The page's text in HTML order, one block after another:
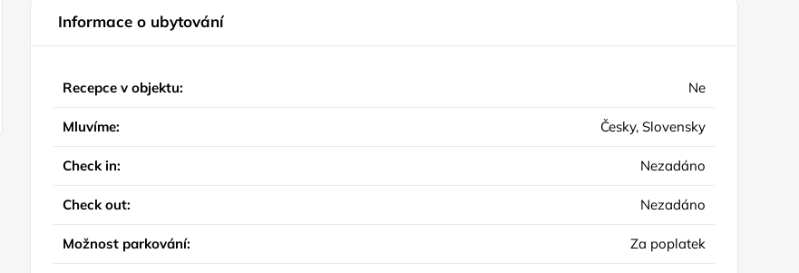
Informace o ubytování
Recepce v objektu: Ne
Mluvíme: Česky, Slovensky
Check in: Nezadáno
Check out: Nezadáno
Možnost parkování: Za poplatek